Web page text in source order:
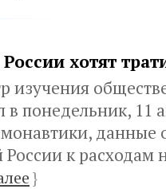
хотят
изучения
понедельник, 11
данные
к расходам
}